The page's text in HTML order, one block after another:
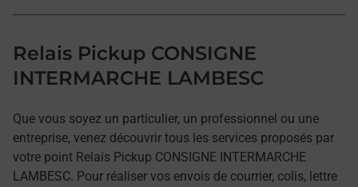
Relais Pickup CONSIGNE
INTERMARCHE LAMBESC
Que vous soyez un particulier, un professionnel ou une
entreprise, venez découvrir tous les services proposés par
votre point Relais Pickup CONSIGNE INTERMARCHE
LAMBESC. Pour réaliser vos envois de courrier, colis, lettre